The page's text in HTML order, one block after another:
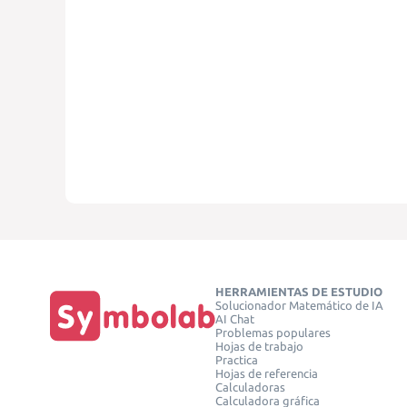
HERRAMIENTAS DE ESTUDIO
Solucionador Matemático de IA
AI Chat
Problemas populares
Hojas de trabajo
Practica
Hojas de referencia
Calculadoras
Calculadora gráfica